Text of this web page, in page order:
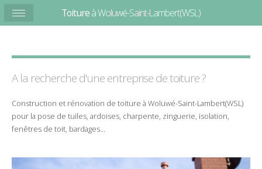
A la recherche d'une entreprise detoiture?
Construction et rénovation de toiture à Woluwé-Saint-Lambert(WSL)
pour la pose de tuiles, ardoises, charpente, zinguerie, isolation,
fenêtres de toit, bardages...
Toitureà Woluwé-Saint-Lambert(WSL)